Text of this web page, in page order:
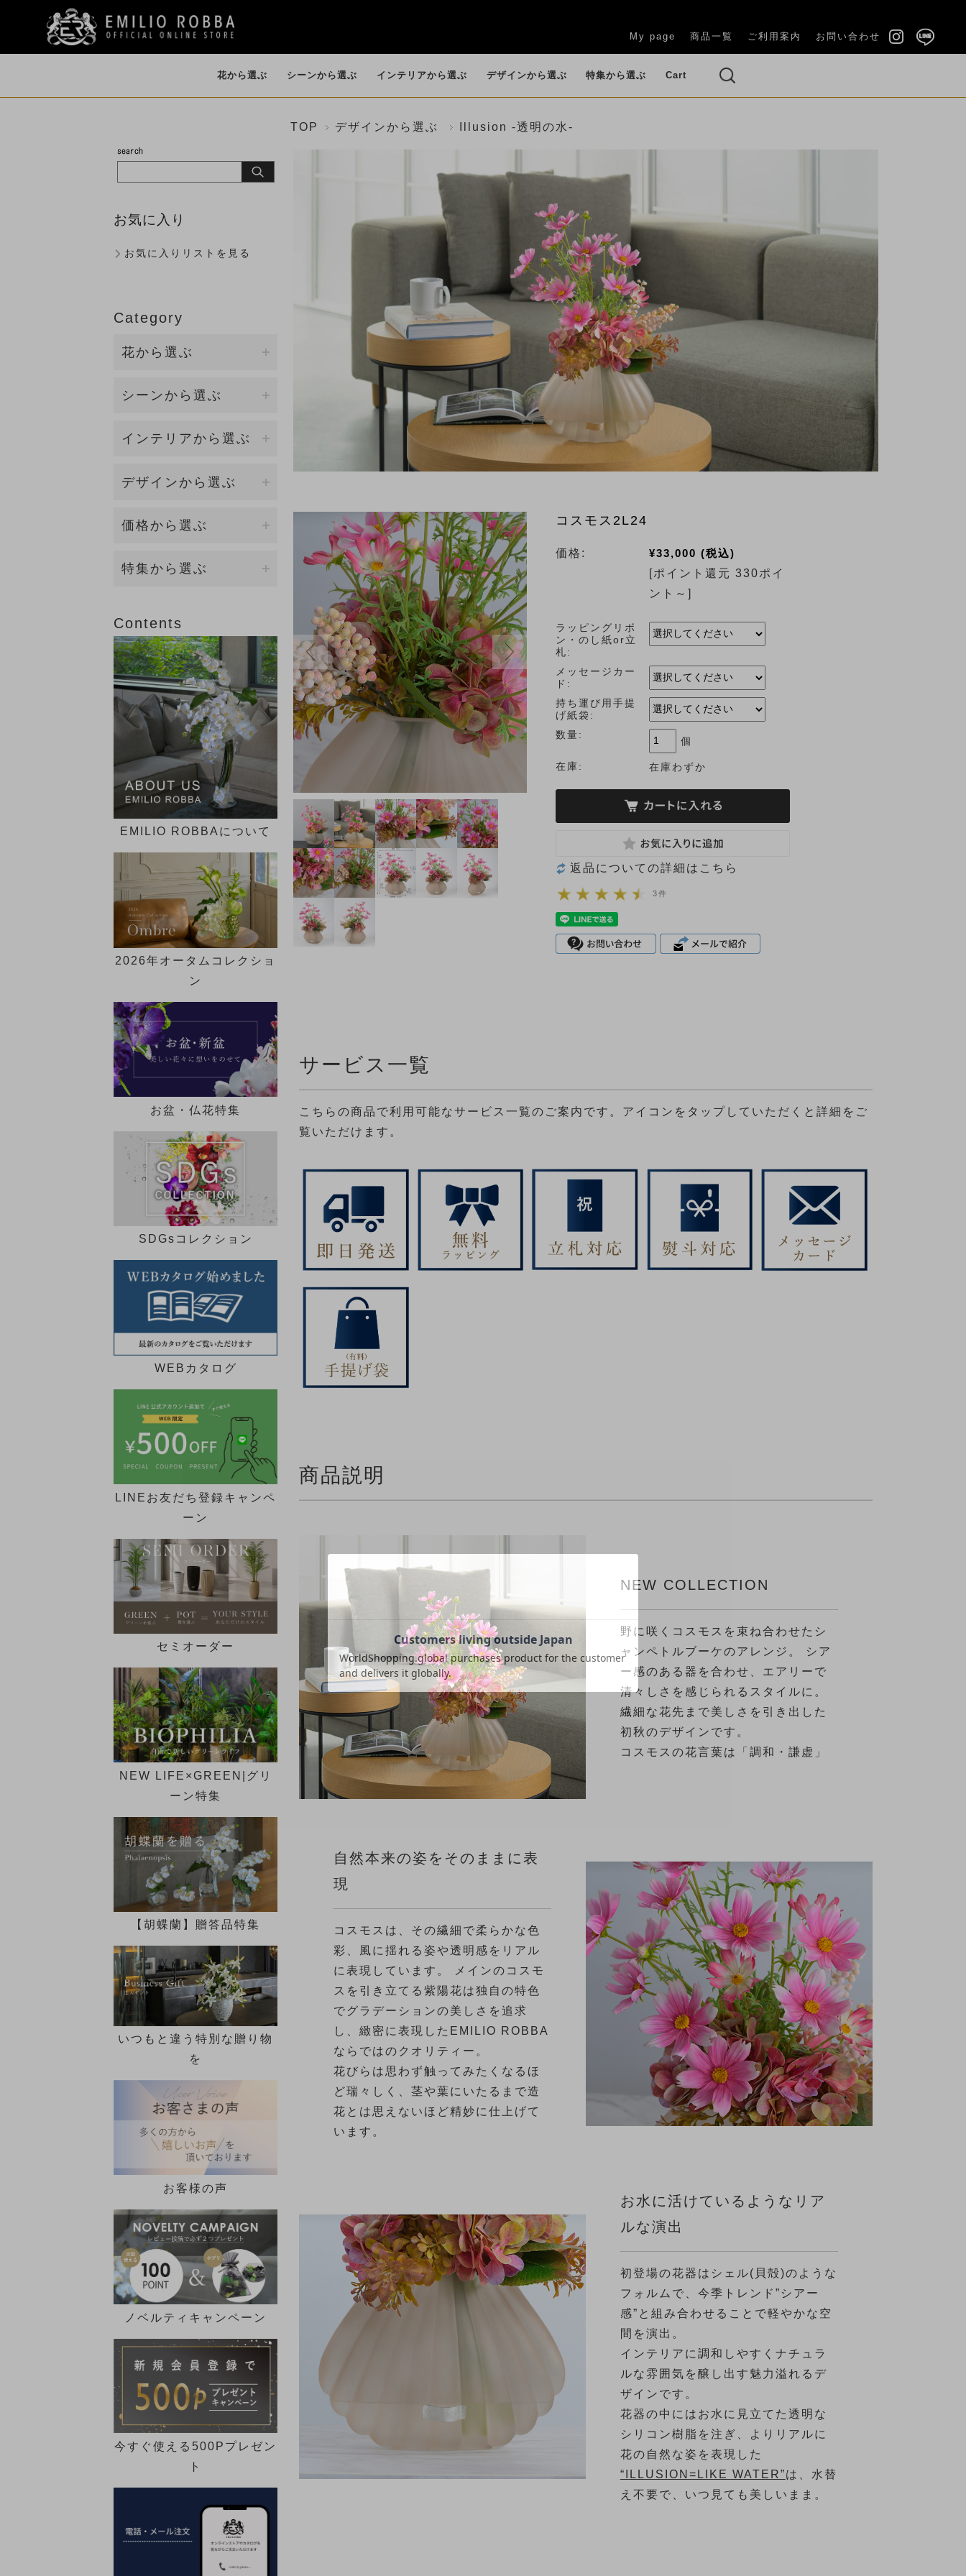
My page 商品一覧 ご利用案内 お問い合わせ
花から選ぶ
ファレノプシス
バンダ・オーキッ
カサブランカ・リ
ピオニー（芍薬） ロータス（睡蓮）
グリーン(観葉植
その他
シーンから選ぶ
誕生日・各種お祝
開店・開業・就任
新築祝い・引越し
お供え・仏花・お
賀寿祝い（長寿祝
送別会・退職祝い 法人ギフト お盆のお供え花
インテリアから選ぶ
ダイニング エントランス
デザインから選ぶ
イリュージョンフ
（LIKE WATER）
個性的な花器
観葉植物
(BIOPHILIA)
香りつきアレンジ
特集から選ぶ Cart
TOP デザインから選ぶ Illusion -透明の水-
コスモス2L24
価格: ¥33,000 (税込)
[ポイント還元 330ポイ
ント～]
ラッピングリボ
ン・のし紙or立
札:
メッセージカー
ド:
持ち運び用手提
げ紙袋:
数量:
個
在庫: 在庫わずか
返品についての詳細はこちら
3件
サービス一覧
こちらの商品で利用可能なサービス一覧のご案内です。アイコンをタップしていただくと詳細をご
覧いただけます。
商品説明
NEW COLLECTION
野に咲くコスモスを束ね合わせたシ
ャンペトルブーケのアレンジ。 シア
ー感のある器を合わせ、エアリーで
清々しさを感じられるスタイルに。
繊細な花先まで美しさを引き出した
初秋のデザインです。
コスモスの花言葉は「調和・謙虚」
自然本来の姿をそのままに表
現
コスモスは、その繊細で柔らかな色
彩、風に揺れる姿や透明感をリアル
に表現しています。 メインのコスモ
スを引き立てる紫陽花は独自の特色
でグラデーションの美しさを追求
し、緻密に表現したEMILIO ROBBA
ならではのクオリティー。
花びらは思わず触ってみたくなるほ
ど瑞々しく、茎や葉にいたるまで造
花とは思えないほど精妙に仕上げて
います。
お水に活けているようなリア
ルな演出
初登場の花器はシェル(貝殻)のような
フォルムで、今季トレンド”シアー
感”と組み合わせることで軽やかな空
間を演出。
インテリアに調和しやすくナチュラ
ルな雰囲気を醸し出す魅力溢れるデ
ザインです。
花器の中にはお水に見立てた透明な
シリコン樹脂を注ぎ、よりリアルに
花の自然な姿を表現した
“ILLUSION=LIKE WATER”は、水替
え不要で、いつ見ても美しいまま。
お気に入り
お気に入りリストを見る
Category
花から選ぶ
ファレノプシス（胡蝶蘭）
カラー
ローズ（バラ）
ロータス（睡蓮)
ピオニー(芍薬)
グリーン(観葉植物)
その他
シーンから選ぶ
誕生日・各種お祝い
型）
新築祝い・引越し祝い
結婚祝い・内祝い
歓迎会ギフト
送別会・退職祝い
法人ギフト
シーン一覧 ►
インテリアから選ぶ
ダイニング
エントランス
インテリア一覧
►
デザインから選ぶ
イリュージョンフラワー
香りつきアレンジ
花束・ブーケ
ギフトケース付き
デザイン一覧 ►
価格から選ぶ
5,000円～9,999円
20,000円～
30,000円～
50,000円～
100,000円～
価格一覧 ►
特集から選ぶ
2026年サマーコレクション
新定番の贈り花「胡蝶蘭 特
集」
SDGs COLLECTION
胡蝶蘭(ファレノプシス)のア
ートフラワー特集
ブライダルコレクション
観葉植物セミオーダー
イリュージョンフラワー特集
【胡蝶蘭】贈答品特集
歓迎会ギフト特集
送別会・退職祝い特集
法人ギフト特集
メモリアル コレクション
特集一覧 ►
Contents
EMILIO ROBBAについて
2026年オータムコレクショ
ン
お盆・仏花特集
SDGsコレクション
WEBカタログ
LINEお友だち登録キャンペ
ーン
セミオーダー
NEW LIFE×GREEN|グリ
ーン特集
【胡蝶蘭】贈答品特集
いつもと違う特別な贈り物
を
お客様の声
ノベルティキャンペーン
今すぐ使える500Pプレゼン
ト